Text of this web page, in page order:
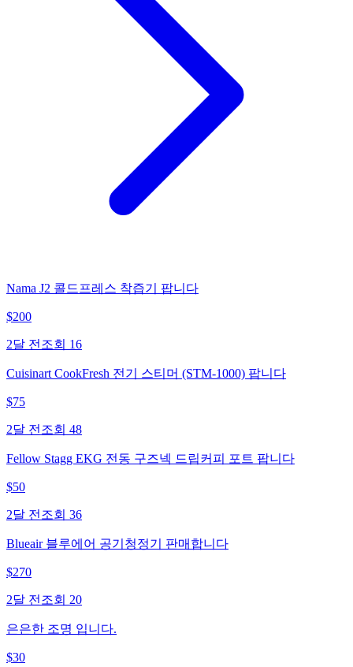
Nama J2 콜드프레스 착즙기 팝니다
$200
2달 전 조회 16
Cuisinart CookFresh 전기 스티머 (STM-1000) 팝니다
$75
2달 전 조회 48
Fellow Stagg EKG 전동 구즈넥 드립커피 포트 팝니다
$50
2달 전 조회 36
Blueair 블루에어 공기청정기 판매합니다
$270
2달 전 조회 20
은은한 조명 입니다.
$30